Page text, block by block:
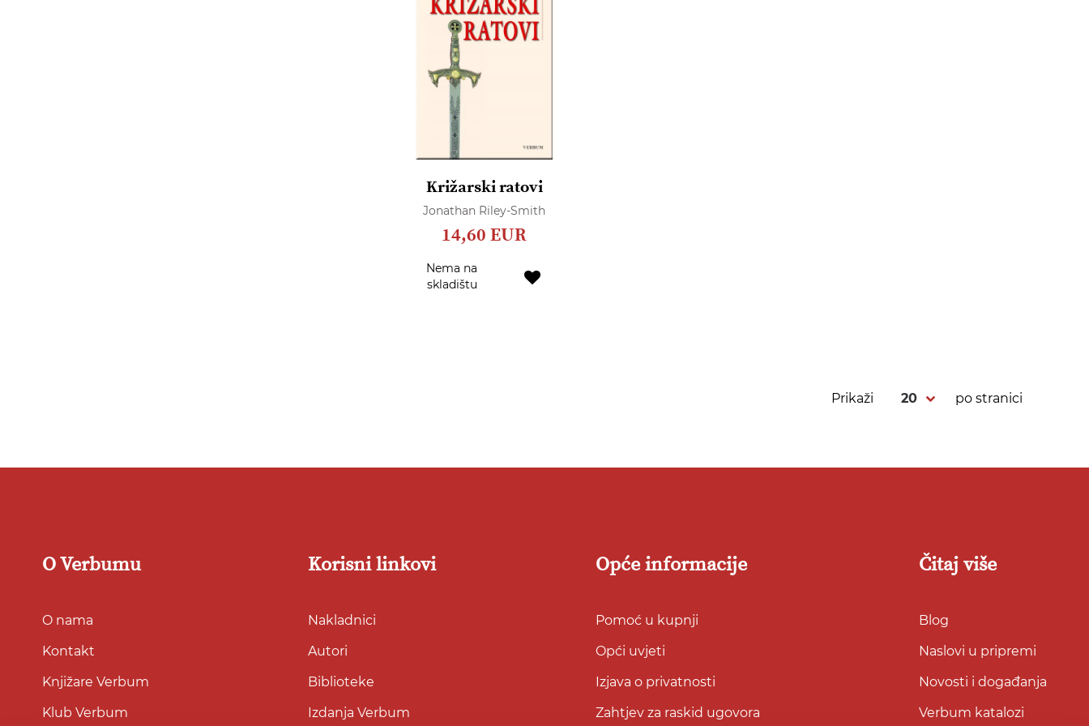
Križarski ratovi
Jonathan Riley-Smith
14,60 EUR
Nema na
skladištu
Prikaži po stranici
O Verbumu
O nama
Kontakt
Knjižare Verbum
Klub Verbum
Korisni linkovi
Nakladnici
Autori
Biblioteke
Izdanja Verbum
Opće informacije
Pomoć u kupnji
Opći uvjeti
Izjava o privatnosti
Zahtjev za raskid ugovora
Čitaj više
Blog
Naslovi u pripremi
Novosti i događanja
Verbum katalozi